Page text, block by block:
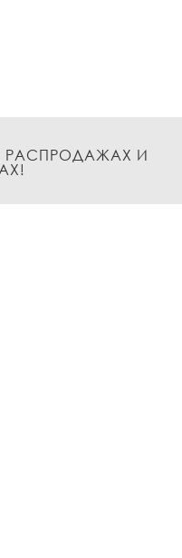
РАСПРОДАЖАХ И